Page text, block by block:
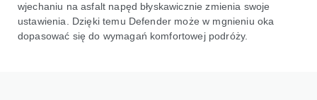
wjechaniu na asfalt napęd błyskawicznie zmienia swoje
ustawienia. Dzięki temu Defender może w mgnieniu oka
dopasować się do wymagań komfortowej podróży.